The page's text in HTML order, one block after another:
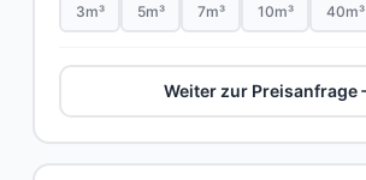
3m³ 5m³ 7m³ 10m³ 40m³
Weiter zur Preisanfrage